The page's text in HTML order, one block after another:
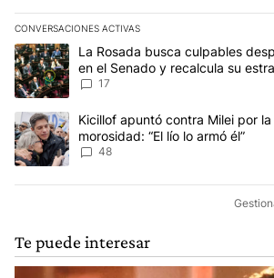
CONVERSACIONES ACTIVAS
Este listado muestra los artículos con más
Un artículo de tendencia con el título "La
La Rosada busca culpables
en el Senado y recalcula su
17
Un artículo de tendencia con el título
Kicillof apuntó contra Milei por
morosidad: “El lío lo armó él”
48